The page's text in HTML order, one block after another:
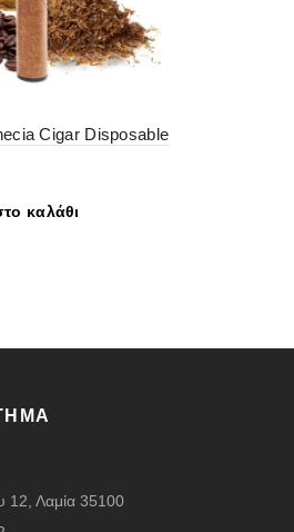
Cigar Disposable
καλάθι
12, Λαμία 35100